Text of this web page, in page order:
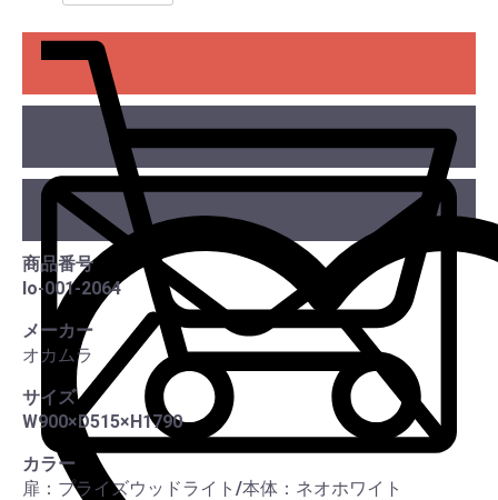
商品番号
lo-001-2064
メーカー
オカムラ
サイズ
W900×D515×H1790
カラー
扉：プライズウッドライト/本体：ネオホワイト